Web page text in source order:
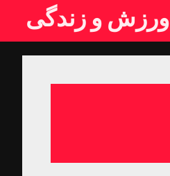
ورزش و زندگی